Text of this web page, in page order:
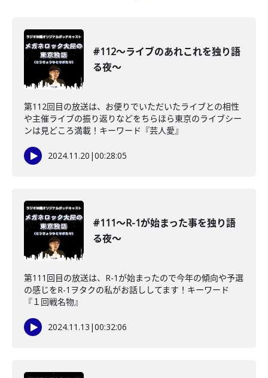
#112〜ライブのあれこれを独り語
る夜〜
第112回目の放送は、お便りでいただいたライブとの相性
や主催ライブの振り返りなどをちらほら東京のライブシー
ンは見どころ満載！キーワード『芸人愛』
2024.11.20 |00:28:05
#111〜R-1が始まった事を独り語
る夜〜
第111回目の放送は、R-1が始まったので今年の傾向や予選
の感じをR-1ヲタクの私がお話ししてます！キーワード
『１回戦名物』
2024.11.13 |00:32:06